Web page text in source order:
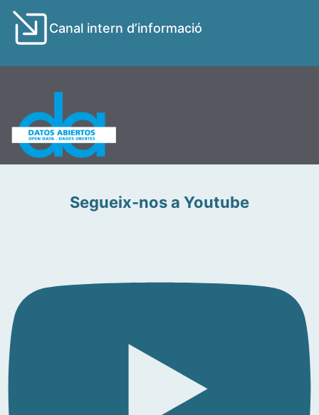
Canal intern d’informació
Segueix-nos a Youtube